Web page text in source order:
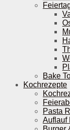
Bake
Kochrezepte
Pasta
Auflauf